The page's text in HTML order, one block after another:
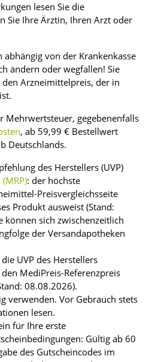
lesen Sie die
Sie Ihre Ärztin, Ihren Arzt oder
von der Krankenkasse
ändern oder wegfallen! Sie
Arzneimittelpreis, der in
Mehrwertsteuer, gegebenenfalls
, ab 59,99 € Bestellwert
Deutschlands.
des Herstellers (UVP)
: der höchste
Preisvergleichsseite
Produkt ausweist (Stand:
sich zwischenzeitlich
der Versandapotheken
UVP des Herstellers
MediPreis-Referenzpreis
08.08.2026).
verwenden. Vor Gebrauch stets
lesen.
für Ihre erste
Gültig ab 60
des Gutscheincodes im